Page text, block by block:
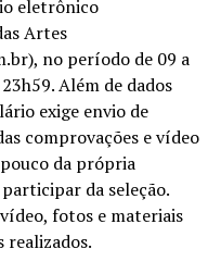
eletrônico
Artes
no período de 09 a
Além de dados
exige envio de
comprovações e vídeo
da própria
da seleção.
fotos e materiais
realizados.